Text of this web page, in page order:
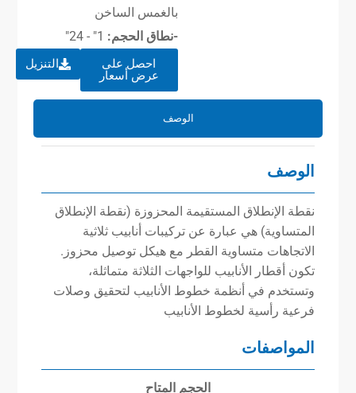
بالغمس الساخن
-نطاق الحجم:
احصل على
عرض أسعار
التنزيل
الوصف
الوصف
نقطة الإنطلاق المستقيمة المحزوزة (نقطة الإنطلاق
المتساوية) هي عبارة عن تركيبات أنابيب ثلاثية
الاتجاهات متساوية القطر مع هيكل توصيل محزوز.
تكون أقطار الأنابيب للواجهات الثلاثة متماثلة،
وتستخدم في أنظمة خطوط الأنابيب لتحقيق وصلات
فرعية رأسية لخطوط الأنابيب
المواصفات
الحجم المتاح